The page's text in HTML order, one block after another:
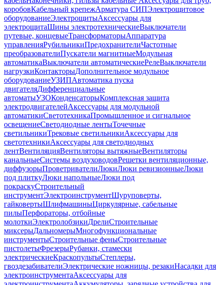
коробовКабельный крепежАрматура СИПЭлектрощитовое
оборудованиеЭлектрощитыАксессуары для
электрощитаШины электротехническиеВыключатели
путевые, концевыеТрансформаторыАппаратура
управленияРубильникиПредохранителиЧастотные
преобразователиПускатели магнитныеМодульная
автоматикаВыключатели автоматическиеРелеВыключатели
нагрузкиКонтакторыДополнительное модульное
оборудованиеУЗИПАвтоматика пуска
двигателяДифференциальные
автоматыУЗОКонденсаторыКомплексная защита
электродвигателейАксессуары для модульной
автоматикиСветотехникаПромышленное и сигнальное
освещениеСветодиодные лентыТочечные
светильникиТрековые светильникиАксессуары для
светотехникиАксессуары для светодиодных
лентВентиляцияВентиляторы вытяжныеВентиляторы
канальныеСистемы воздуховодовРешетки вентиляционные,
диффузорыПроветривателиЛюкиЛюки ревизионныеЛюки
под плиткуЛюки напольныеЛюки под
покраскуСтроительный
инструментЭлектроинструментШуруповерты,
гайковертыШлифмашиныЦиркулярные, сабельные
пилыПерфораторы, отбойные
молоткиЭлектролобзикиДрелиСтроительные
миксерыДальномерыМногофункциональные
инструментыСтроительные феныСтроительные
пистолетыФрезерыРубанки, стамески
электрическиеКраскопультыСтеплеры,
гвоздезабивателиЭлектрические ножницы, резакиНасадки для
электроинструментаАксессуары для